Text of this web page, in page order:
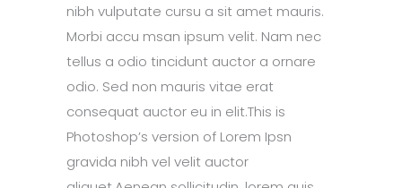
nibh vulputate cursu a sit amet mauris.
Morbi accu msan ipsum velit. Nam nec
tellus a odio tincidunt auctor a ornare
odio. Sed non mauris vitae erat
consequat auctor eu in elit.This is
Photoshop’s version of Lorem Ipsn
gravida nibh vel velit auctor